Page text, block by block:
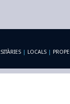
| LOCALS |